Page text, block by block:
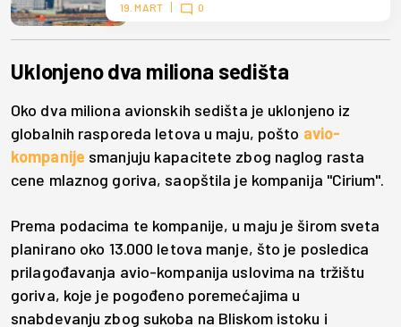
19. MART 0
Uklonjeno dva miliona sedišta
Oko dva miliona avionskih sedišta je uklonjeno iz
globalnih rasporeda letova u maju, pošto avio-
kompanije smanjuju kapacitete zbog naglog rasta
cene mlaznog goriva, saopštila je kompanija "Cirium".
Prema podacima te kompanije, u maju je širom sveta
planirano oko 13.000 letova manje, što je posledica
prilagođavanja avio-kompanija uslovima na tržištu
goriva, koje je pogođeno poremećajima u
snabdevanju zbog sukoba na Bliskom istoku i